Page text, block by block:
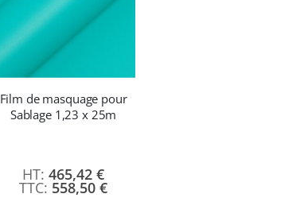
Film de masquage pour
Sablage 1,23 x 25m
558,50 €
465,42 €